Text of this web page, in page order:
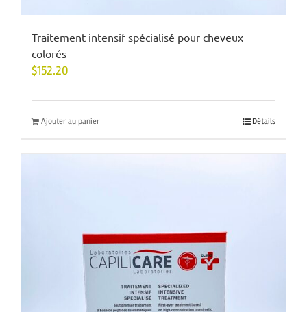
Traitement intensif spécialisé pour cheveux
colorés
$152.20
Ajouter au panier Détails